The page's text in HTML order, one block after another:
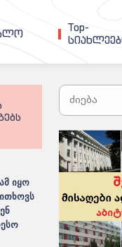
Top-
იყო